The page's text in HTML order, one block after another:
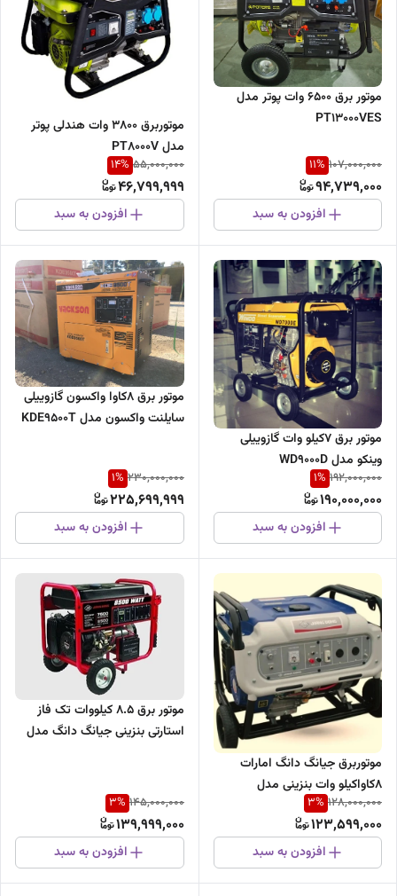
موتور برق ۶۵۰۰ وات پوتر مدل
PT13000VES
107,000,000
11%
94,739,000
افزودن به سبد
موتوربرق ۳۸۰۰ وات هندلی پوتر
مدل PT8000V
55,000,000
14%
46,799,999
افزودن به سبد
موتور برق 7کیلو وات گازوییلی
وینکو مدل WD9000D
192,000,000
1%
190,000,000
افزودن به سبد
موتور برق 8کاوا واکسون گازوییلی
سایلنت واکسون مدل KDE9500T
230,000,000
1%
225,699,999
افزودن به سبد
موتوربرق جیانگ دانگ امارات
8کاواکیلو وات بنزینی مدل
JD10000JWE2
128,000,000
3%
123,599,000
افزودن به سبد
موتور برق 8.5 کیلووات تک فاز
استارتی بنزینی جیانگ دانگ مدل
145,000,000
3%
139,999,000
افزودن به سبد